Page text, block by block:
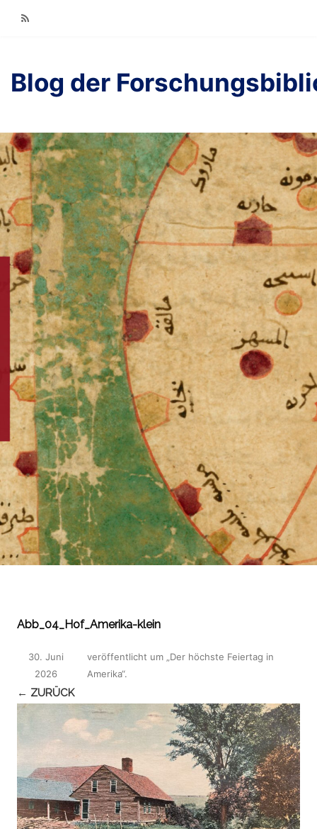
Blog der
Abb_04_Hof_Amerika-klein
veröffentlicht
30. Juni
2026
um
„Der höchste Feiertag in
Amerika“.
← ZURÜCK